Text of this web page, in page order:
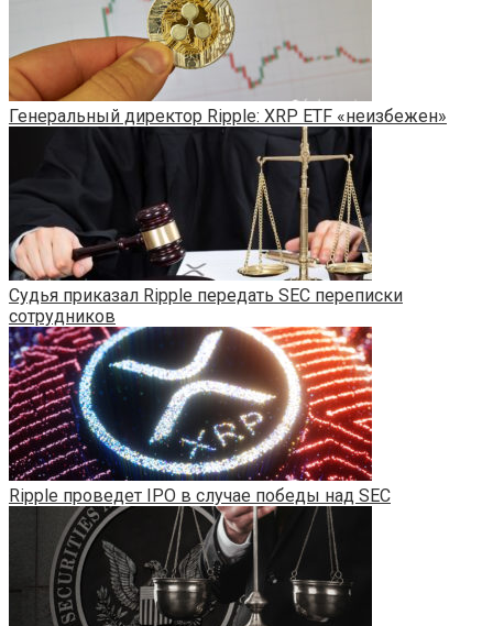
Генеральный директор Ripple: XRP ETF «неизбежен»
Судья приказал Ripple передать SEC переписки
сотрудников
Ripple проведет IPO в случае победы над SEC